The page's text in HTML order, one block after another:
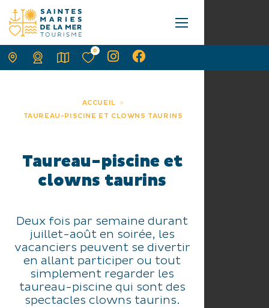
ACCUEIL
TAUREAU-PISCINE ET CLOWNS TAURINS
Taureau-piscine et
clowns taurins
Deux fois par semaine durant
juillet-août en soirée, les
vacanciers peuvent se divertir
en allant participer ou tout
simplement regarder les
taureau-piscine qui sont des
spectacles clowns taurins.
0